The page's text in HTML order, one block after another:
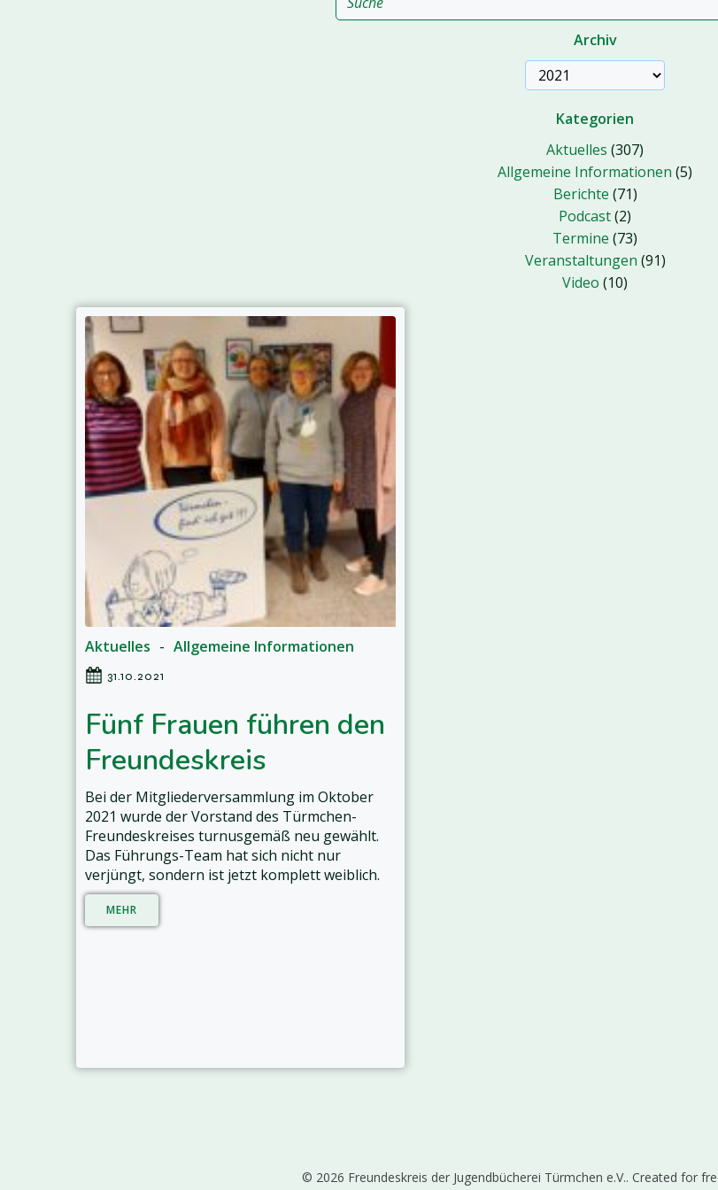
Archiv
Kategorien
Aktuelles (307)
Allgemeine Informationen (5)
Berichte (71)
Podcast(2)
Termine (73)
Veranstaltungen (91)
Video (10)
Aktuelles - Allgemeine Informationen
31.10.2021
Fünf Frauen führen den
Freundeskreis
Bei der Mitgliederversammlung im Oktober
2021 wurde der Vorstand des Türmchen-
Freundeskreises turnusgemäß neu gewählt.
Das Führungs-Team hat sich nicht nur
verjüngt, sondern ist jetzt komplett weiblich.
MEHR
© 2026 Freundeskreis der Jugendbücherei Türmchen e.V.. Created for